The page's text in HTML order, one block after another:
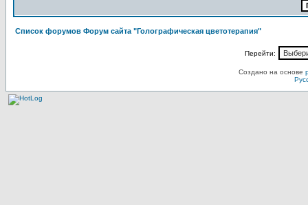
Список форумов Форум сайта "Голографическая цветотерапия"
Перейти:
Создано на основе